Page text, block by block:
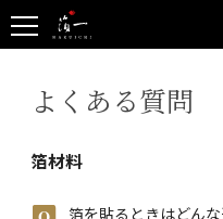
よくある質問
箔材料
箔を貼るときはどん